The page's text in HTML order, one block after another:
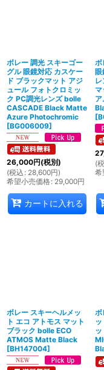
ボレー 調光 スキーゴー
グル 眼鏡対応 カスケー
ド ブラックマット アジ
ュール フォトクロミッ
ク PC調光レンズ bolle
CASCADE Black Matte
Azure Photochromic
[BG006009]
26,000円(税別)
(税込 : 28,600円)
希望小売価格: 29,000円
カートに入れる
眼
マ
[
(
希
ボレー スキーヘルメッ
ト エコ アトモス マット
ブラック bolle ECO
ATMOS Matte Black
[BH147004]